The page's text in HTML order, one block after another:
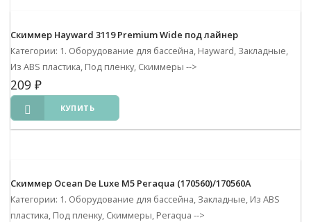
Скиммер Hayward 3119 Premium Wide под лайнер
Категории: 1. Оборудование для бассейна, Hayward, Закладные,
Из ABS пластика, Под пленку, Скиммеры -->
209 ₽
КУПИТЬ
Скиммер Ocean De Luxe M5 Peraqua (170560)/170560А
Категории: 1. Оборудование для бассейна, Закладные, Из ABS
пластика, Под пленку, Скиммеры, Peraqua -->